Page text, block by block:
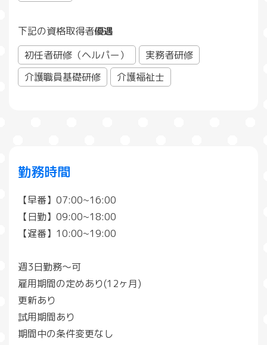
下記の資格取得者優遇
初任者研修（ヘルパー）
実務者研修
介護職員基礎研修
介護福祉士
勤務時間
【早番】07:00~16:00
【日勤】09:00~18:00
【遅番】10:00~19:00
週3日勤務〜可
雇用期間の定めあり(12ヶ月)
更新あり
試用期間あり
期間中の条件変更なし